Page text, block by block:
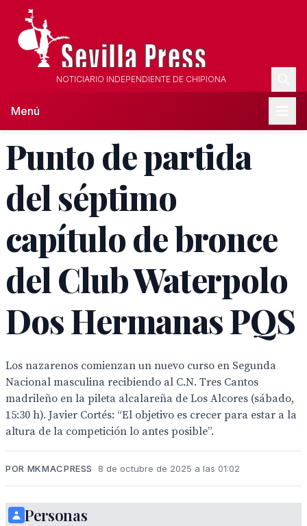
NOTICIARIO INDEPENDIENTE DE CHIPIONA
Menú
Punto de partida
del séptimo
capítulo de bronce
del Club Waterpolo
Dos Hermanas PQS
Los nazarenos comienzan un nuevo curso en Segunda
Nacional masculina recibiendo al C.N. Tres Cantos
madrileño en la pileta alcalareña de Los Alcores (sábado,
15:30 h). Javier Cortés: “El objetivo es crecer para estar a la
altura de la competición lo antes posible”.
POR MKMACPRESS 8 de octubre de 2025 a las 01:02
Un
Personas